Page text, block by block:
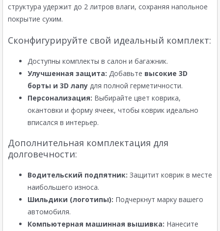
структура удержит до 2 литров влаги, сохраняя напольное
покрытие сухим.
Сконфигурируйте свой идеальный комплект:
Доступны комплекты в салон и багажник.
Улучшенная защита: Добавьте высокие 3D
борты и 3D лапу для полной герметичности.
Персонализация: Выбирайте цвет коврика,
окантовки и форму ячеек, чтобы коврик идеально
вписался в интерьер.
Дополнительная комплектация для
долговечности:
Водительский подпятник: Защитит коврик в месте
наибольшего износа.
Шильдики (логотипы): Подчеркнут марку вашего
автомобиля.
Компьютерная машинная вышивка: Нанесите